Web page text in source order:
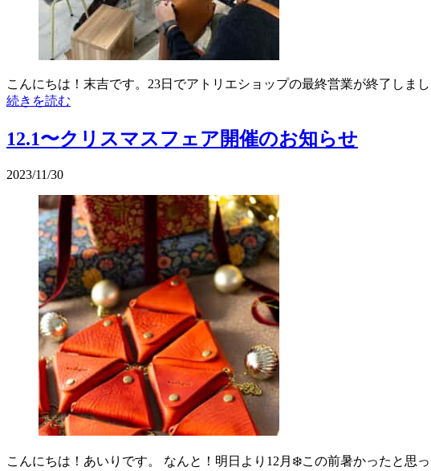
こんにちは！末吉です。23日でアトリエショップの最終営業が終了し
続きを読む
12.1〜クリスマスフェア開催のお知らせ
2023/11/30
こんにちは！あいりです。 なんと！明日より12月❄️この前暑かったと思